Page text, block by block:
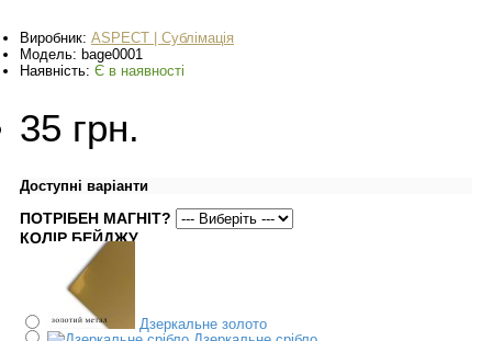
Виробник: ASPECT | Сублімація
Модель: bage0001
Наявність: Є в наявності
35 грн.
Доступні варіанти
ПОТРІБЕН МАГНІТ?
КОЛІР БЕЙДЖУ
Дзеркальне золото